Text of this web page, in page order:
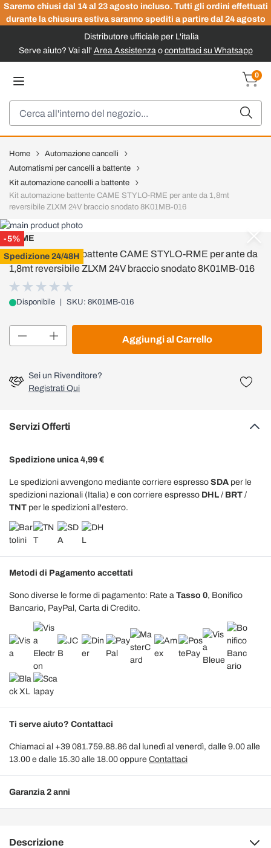
Saremo chiusi dal 14 al 23 agosto incluso. Tutti gli ordini effettuati
durante la chiusura estiva saranno spediti a partire dal 24 agosto
Distributore ufficiale per L'italia
Serve aiuto? Vai all' Area Assistenzao contattaci su Whatsapp
0
Home
Automazione cancelli
Automatismi per cancelli a battente
Kit automazione cancelli a battente
Kit automazione battente CAME STYLO-RME per ante da 1,8mt
reversibile ZLXM 24V braccio snodato 8K01MB-016
-5%
Spedizione 24/48H
CAME
Kit automazione battente CAME STYLO-RME per ante da
1,8mt reversibile ZLXM 24V braccio snodato 8K01MB-016
Disponibile SKU: 8K01MB-016
Aggiungi al Carrello
Sei un Rivenditore?
Registrati Qui
Servizi Offerti
Spedizione unica 4,99 €
Le spedizioni avvengono mediante corriere espresso SDA per le
spedizioni nazionali (Italia) e con corriere espresso DHL / BRT /
TNT per le spedizioni all'estero.
Metodi di Pagamento accettati
Sono diverse le forme di pagamento: Rate a Tasso 0, Bonifico
Bancario, PayPal, Carta di Credito.
Ti serve aiuto? Contattaci
Chiamaci al +39 081.759.88.86 dal lunedì al venerdì, dalle 9.00 alle
13.00 e dalle 15.30 alle 18.00 oppure Contattaci
Garanzia 2 anni
Descrizione